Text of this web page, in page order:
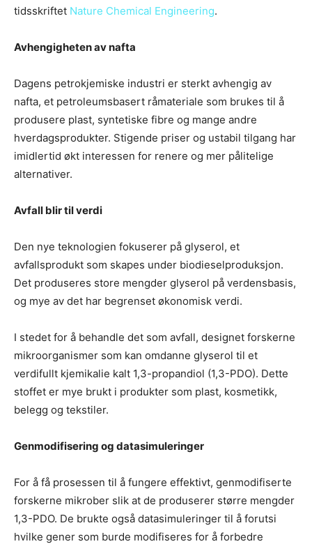
tidsskriftet Nature Chemical Engineering.
Avhengigheten av nafta
Dagens petrokjemiske industri er sterkt avhengig av
nafta, et petroleumsbasert råmateriale som brukes til å
produsere plast, syntetiske fibre og mange andre
hverdagsprodukter. Stigende priser og ustabil tilgang har
imidlertid økt interessen for renere og mer pålitelige
alternativer.
Avfall blir til verdi
Den nye teknologien fokuserer på glyserol, et
avfallsprodukt som skapes under biodieselproduksjon.
Det produseres store mengder glyserol på verdensbasis,
og mye av det har begrenset økonomisk verdi.
I stedet for å behandle det som avfall, designet forskerne
mikroorganismer som kan omdanne glyserol til et
verdifullt kjemikalie kalt 1,3-propandiol (1,3-PDO). Dette
stoffet er mye brukt i produkter som plast, kosmetikk,
belegg og tekstiler.
Genmodifisering og datasimuleringer
For å få prosessen til å fungere effektivt, genmodifiserte
forskerne mikrober slik at de produserer større mengder
1,3-PDO. De brukte også datasimuleringer til å forutsi
hvilke gener som burde modifiseres for å forbedre